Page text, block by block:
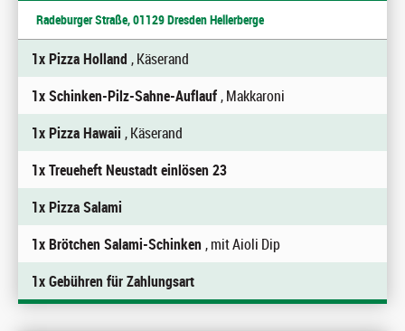
Radeburger Straße, 01129 Dresden Hellerberge
1x Pizza Holland , Käserand
1x Schinken-Pilz-Sahne-Auflauf, Makkaroni
1x Pizza Hawaii , Käserand
1x Treueheft Neustadt einlösen 23
1x Pizza Salami
1x Brötchen Salami-Schinken, mit Aioli Dip
1x Gebühren für Zahlungsart